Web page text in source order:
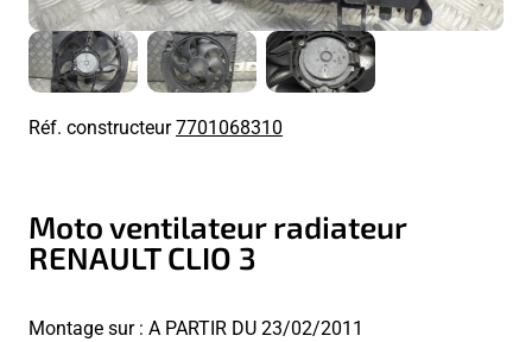
Réf. constructeur7701068310
Moto ventilateur radiateur
RENAULT CLIO 3
Montage sur : A PARTIR DU 23/02/2011